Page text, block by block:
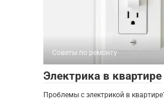
Советы по ремонту
Электрика в квартире
Проблемы с электрикой в